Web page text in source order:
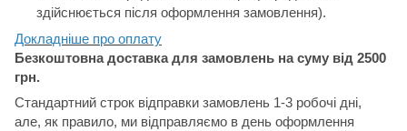
здійснюється після оформлення замовлення).
Докладніше про оплату
Безкоштовна доставка для замовлень на суму від 2500
грн.
Стандартний строк відправки замовлень 1-3 робочі дні,
але, як правило, ми відправляємо в день оформлення